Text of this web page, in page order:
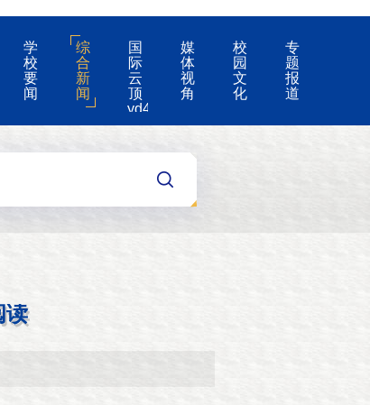
学
校
要
闻
综
合
新
闻
国
际
云
顶
yd4008
的
告
媒
体
视
角
校
园
文
化
专
题
报
道
读